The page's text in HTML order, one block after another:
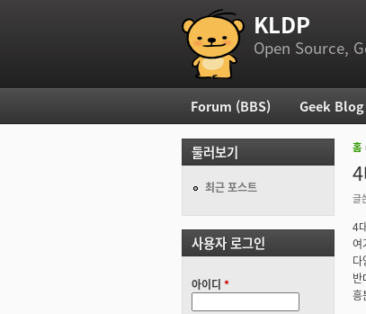
부 메뉴 KLDP
Open Source,
홈
글
4
여
다
반
흥
주 메뉴
Forum (BBS) Geek Blog
둘러보기
최근 포스트
사용자 로그인
아이디 *